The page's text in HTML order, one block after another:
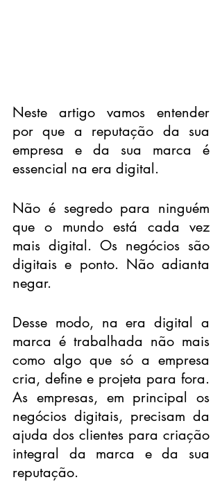
Neste artigo vamos entender
por que a reputação da sua
empresa e da sua marca é
essencial na era digital.
Não é segredo para ninguém
que o mundo está cada vez
mais digital. Os negócios são
digitais e ponto. Não adianta
negar.
Desse modo, na era digital a
marca é trabalhada não mais
como algo que só a empresa
cria, define e projeta para fora.
As empresas, em principal os
negócios digitais, precisam da
ajuda dos clientes para criação
integral da marca e da sua
reputação.